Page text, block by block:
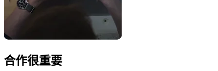
合作很重要